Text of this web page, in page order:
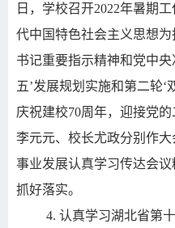
日，学校召开2022年暑期工
代中国特色社会主义思想
书记重要指示精神和党中
五’发展规划实施和第二轮
庆祝建校70周年，迎接党
李元元、校长尤政分别作
事业发展认真学习传达会
抓好落实。
4. 认真学习湖北省第